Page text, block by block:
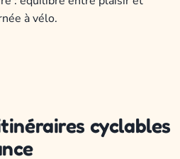
à vélo.
cyclables